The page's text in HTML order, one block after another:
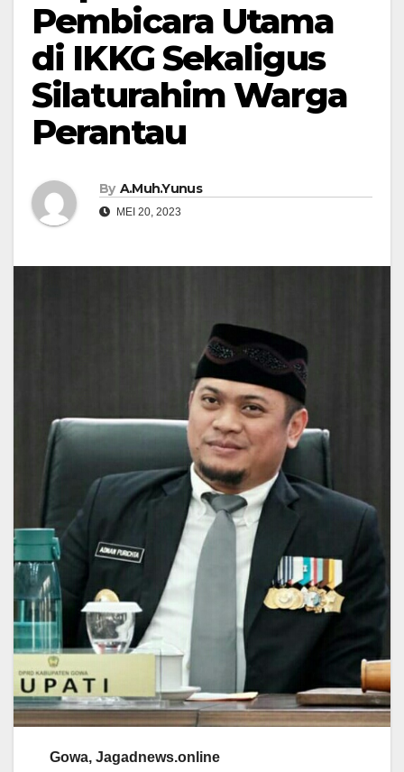
Pembicara Utama
di IKKG Sekaligus
Silaturahim Warga
Perantau
By A.Muh.Yunus
MEI 20, 2023
Gowa, Jagadnews.online